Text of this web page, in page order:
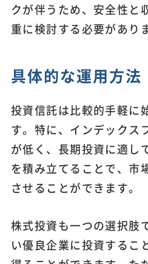
クが伴うため、安全性と
重に検討する必要があり
具体的な運用方法
投資信託は比較的手軽に
す。特に、インデックス
が低く、長期投資に適し
を積み立てることで、市
させることができます。
株式投資も一つの選択肢
い優良企業に投資するこ